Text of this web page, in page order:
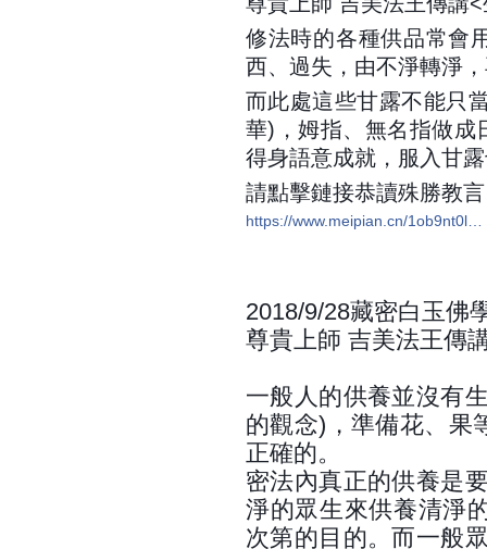
修法時的各種供品常會
西、過失，由不淨轉淨
而此處這些甘露不能只
華)，姆指、無名指做成
得身語意成就，服入甘
請點擊鏈接恭讀殊勝教
https://www.meipian.cn/1ob9nt0l…
2018/9/28藏密白玉佛
尊貴上師 吉美法王傳
一般人的供養並沒有
的觀念)，準備花、果
正確的。
密法內真正的供養是
淨的眾生來供養清淨
次第的目的。而一般